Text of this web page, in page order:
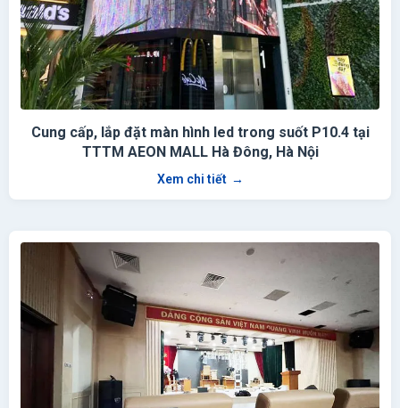
Cung cấp, lắp đặt màn hình led trong suốt P10.4 tại
TTTM AEON MALL Hà Đông, Hà Nội
Xem chi tiết →